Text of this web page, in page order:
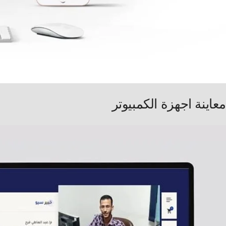
معاينة اجهزة الكمبيوتر